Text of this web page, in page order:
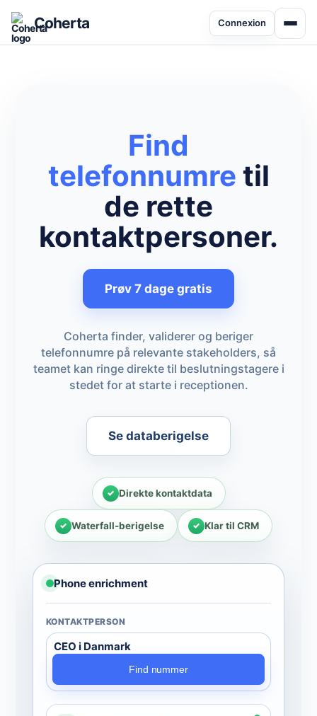
Coherta Connexion
Find
telefonnumre til
de rette
kontaktpersoner.
Prøv 7 dage gratis
Coherta finder, validerer og beriger
telefonnumre på relevante stakeholders, så
teamet kan ringe direkte til beslutningstagere i
stedet for at starte i receptionen.
Se databerigelse
Direkte kontaktdata
Waterfall-berigelse Klar til CRM
Phone enrichment
KONTAKTPERSON
Find nummer